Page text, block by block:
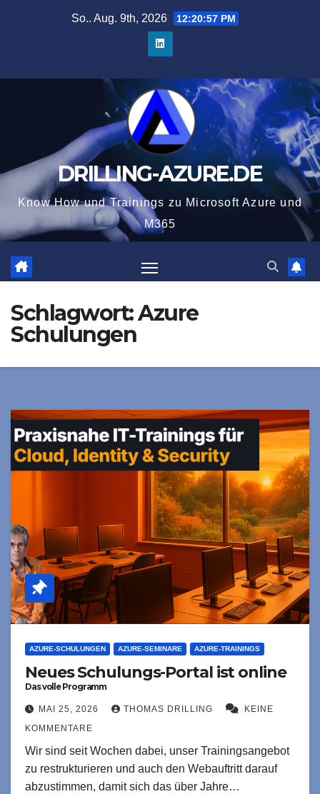
So.. Aug. 9th, 2026 12:20:57 PM
DRILLING-AZURE.DE
Know How und Trainings zu Microsoft Azure und
M365
Schlagwort:Azure
Schulungen
AZURE-SCHULUNGEN AZURE-SEMINARE AZURE-TRAININGS
Neues Schulungs-Portal ist online
Das volle Programm
MAI 25, 2026 THOMAS DRILLING
KEINE
KOMMENTARE
Wir sind seit Wochen dabei, unser Trainingsangebot
zu restrukturieren und auch den Webauftritt darauf
abzustimmen, damit sich das über Jahre…